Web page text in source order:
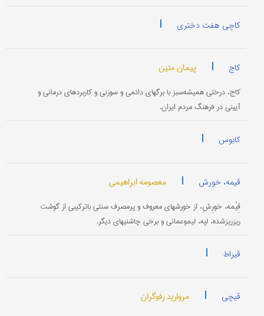
کاچی هفت دختری |
کاج | پیمان متین
کاج، درختی همیشه‌سبز با برگهای دائمی و سوزنی و کاربردهای درمانی و
آیینی در فرهنگ مردم ایران.
کابوس |
قیمه، خورش | معصومه ابراهیمی
قِیْمه، خورِشِ، از خورشهای معروف و پرمصرف سنتی باترکیبی از گوشت
ریز‌ریزشده، لپه، لیمو‌عمانی و برخی چاشنیهای دیگر.
قیراط |
قیچی | مروارید رفوگران